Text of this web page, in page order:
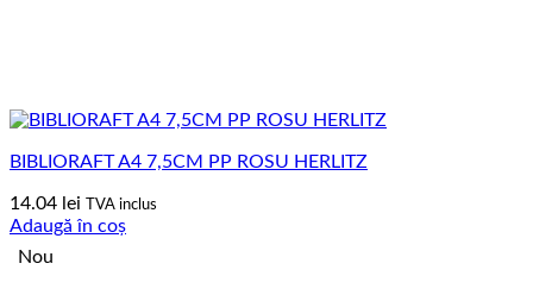
BIBLIORAFT A4 7,5CM PP ROSU HERLITZ
14.04 lei TVA inclus
Adaugă în coș
Nou